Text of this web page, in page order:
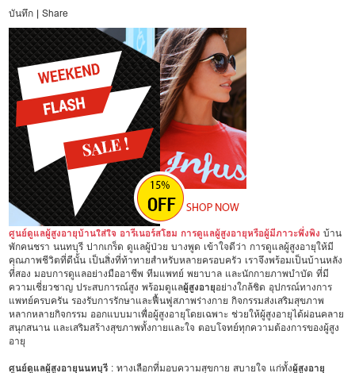
บันทึก | Share
ศูนย์ดูแลผู้สูงอายุบ้านใส่ใจ อารีเนอร์สโฮม การดูแลผู้สูงอายุหรือผู้มีภาวะพึ่งพิงบ้าน
พักคนชรา นนทบุรี ปากเกร็ด ดูแลผู้ป่วย บางพูด เข้าใจดีว่า การดูแลผู้สูงอายุให้มี
คุณภาพชีวิตที่ดีนั้น เป็นสิ่งที่ท้าทายสำหรับหลายครอบครัว เราจึงพร้อมเป็นบ้านหลัง
ที่สอง มอบการดูแลอย่างมืออาชีพ ทีมแพทย์ พยาบาล และนักกายภาพบำบัด ที่มี
ความเชี่ยวชาญ ประสบการณ์สูง พร้อมดูแลผู้สูงอายุอย่างใกล้ชิด อุปกรณ์ทางการ
แพทย์ครบครัน รองรับการรักษาและฟื้นฟูสภาพร่างกาย กิจกรรมส่งเสริมสุขภาพ
หลากหลายกิจกรรม ออกแบบมาเพื่อผู้สูงอายุโดยเฉพาะ ช่วยให้ผู้สูงอายุได้ผ่อนคลาย
สนุกสนาน และเสริมสร้างสุขภาพทั้งกายและใจ ตอบโจทย์ทุกความต้องการของผู้สูง
อายุ
ศูนย์ดูแลผู้สูงอายุนนทบุรี : ทางเลือกที่มอบความสุขกาย สบายใจ แก่ทั้งผู้สูงอายุ